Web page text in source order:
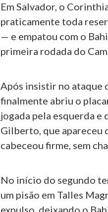
Em Salvador, o
praticamente toda
— e empatou com o
primeira rodada do
Após insistir no ataque
finalmente abriu o
jogada pela esquerda
Gilberto, que apareceu
cabeceou firme, sem
No início do segundo
um pisão em Talles
expulso, deixando o